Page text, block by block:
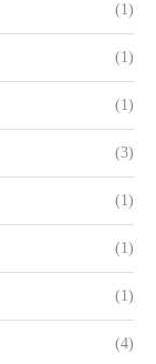
(1)
(1)
(1)
(3)
(1)
(1)
(1)
(4)